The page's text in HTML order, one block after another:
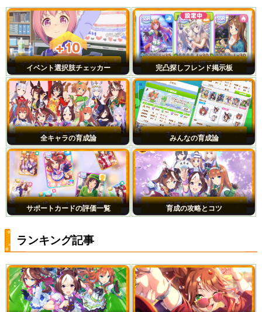
イベント選択肢チェッカー 完凸探しフレンド掲示板
全キャラの育成論 みんなの育成論
サポートカードの評価一覧 育成の攻略とコツ
ランキング記事